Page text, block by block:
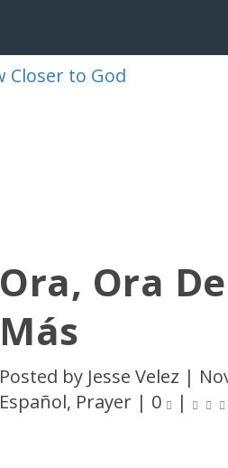
Ora, Ora
Más
Posted by Jesse Velez |
Español, Prayer | 0 |